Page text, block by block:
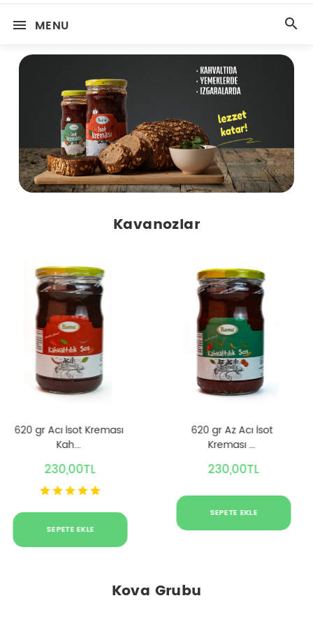
MENU
Kavanozlar
620 gr Acı İsot Kreması
Kah...
230,00TL
SEPETE EKLE
620 gr Az Acı İsot
Kreması ...
230,00TL
SEPETE EKLE
Kova Grubu